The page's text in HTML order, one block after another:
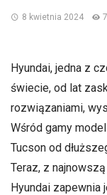
8 kwietnia 2024
Hyundai, jedna z
świecie, od lat
rozwiązaniami,
Wśród gamy
Tucson od
Teraz, z
Hyundai